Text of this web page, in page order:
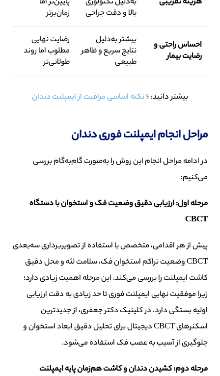
بالا و دقت جراحی
زمان‌برتر
احساس راحتی و
رضایت بیمار
بیشتر به‌دلیل
نتایج سریع و ظاهر
طبیعی
رضایت نهایی
مطلوب اما روند
طولانی‌تر
بیشتر دانید:6 نکته اساسی مراقبت از ایمپلنت دندان
مراحل انجام ایمپلنت فوری دندان
در ادامه مراحل انجام این روش را به‌صورت گام‌به‌گام بررسی
می‌کنیم:
مرحله اول: ارزیابی دقیق وضعیت فک و استخوان با دستگاه
CBCT
پیش از هر اقدامی، متخصص با استفاده از تصویربرداری سه‌بعدی
CBCT وضعیت تراکم استخوان فک، سلامت لثه و محل دقیق
کاشت ایمپلنت را بررسی می‌کند. این مرحله اهمیت زیادی دارد؛
زیرا موفقیت نهایی ایمپلنت فوری تا حد زیادی به دقت ارزیابی
اولیه بستگی دارد. در کلینیک دکتر جعفری، از جدیدترین
اسکنرهای CBCT دیجیتال برای تحلیل دقیق ابعاد استخوان و
جلوگیری از آسیب به عصب فک استفاده می‌شود.
مرحله دوم: کشیدن دندان و کاشت هم‌زمان پایه ایمپلنت